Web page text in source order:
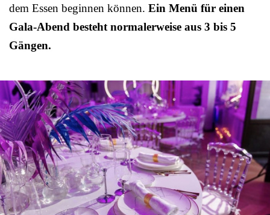
dem Essen beginnen können. Ein Menü für einen
Gala-Abend besteht normalerweise aus 3 bis 5
Gängen.